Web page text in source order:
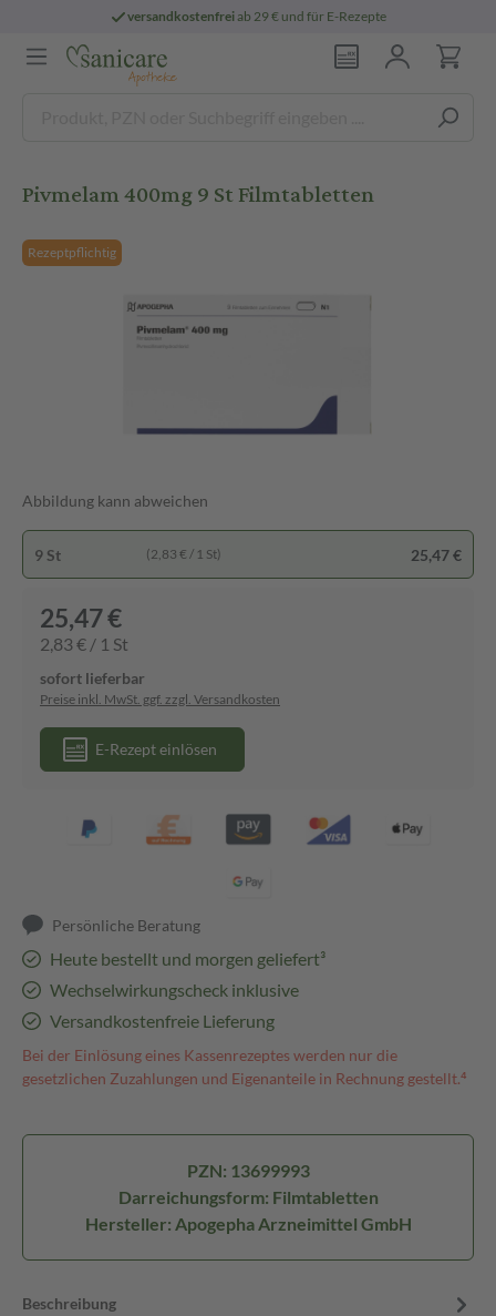
versandkostenfreiab 29 € und für E-Rezepte
Pivmelam 400mg 9 St Filmtabletten
Rezeptpflichtig
Abbildung kann abweichen
9 St (2,83 € / 1 St) 25,47 €
25,47 €
2,83 € / 1 St
sofort lieferbar
Preise inkl. MwSt. ggf. zzgl. Versandkosten
E-Rezept einlösen
Persönliche Beratung
Heute bestellt und morgen geliefert³
Wechselwirkungscheck inklusive
Versandkostenfreie Lieferung
Bei der Einlösung eines Kassenrezeptes werden nur die
gesetzlichen Zuzahlungen und Eigenanteile in Rechnung gestellt.⁴
PZN: 13699993
Darreichungsform: Filmtabletten
Hersteller: Apogepha Arzneimittel GmbH
Beschreibung